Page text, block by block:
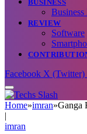
BUSINESS
Business
REVIEW
Software
Facebook X (Twitter)
Home»imran»Ganga
|
imran